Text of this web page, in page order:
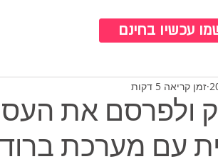
עכשיו בחינם
ולפרסם את
עם מערכת
זמן קריאה 5 דקות